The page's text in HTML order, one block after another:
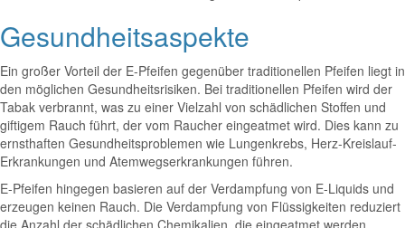
Gesundheitsaspekte
Ein großer Vorteil der E-Pfeifen gegenüber traditionellen Pfeifen liegt in
den möglichen Gesundheitsrisiken. Bei traditionellen Pfeifen wird der
Tabak verbrannt, was zu einer Vielzahl von schädlichen Stoffen und
giftigem Rauch führt, der vom Raucher eingeatmet wird. Dies kann zu
ernsthaften Gesundheitsproblemen wie Lungenkrebs, Herz-Kreislauf-
Erkrankungen und Atemwegserkrankungen führen.
E-Pfeifen hingegen basieren auf der Verdampfung von E-Liquids und
erzeugen keinen Rauch. Die Verdampfung von Flüssigkeiten reduziert
die Anzahl der schädlichen Chemikalien, die eingeatmet werden,